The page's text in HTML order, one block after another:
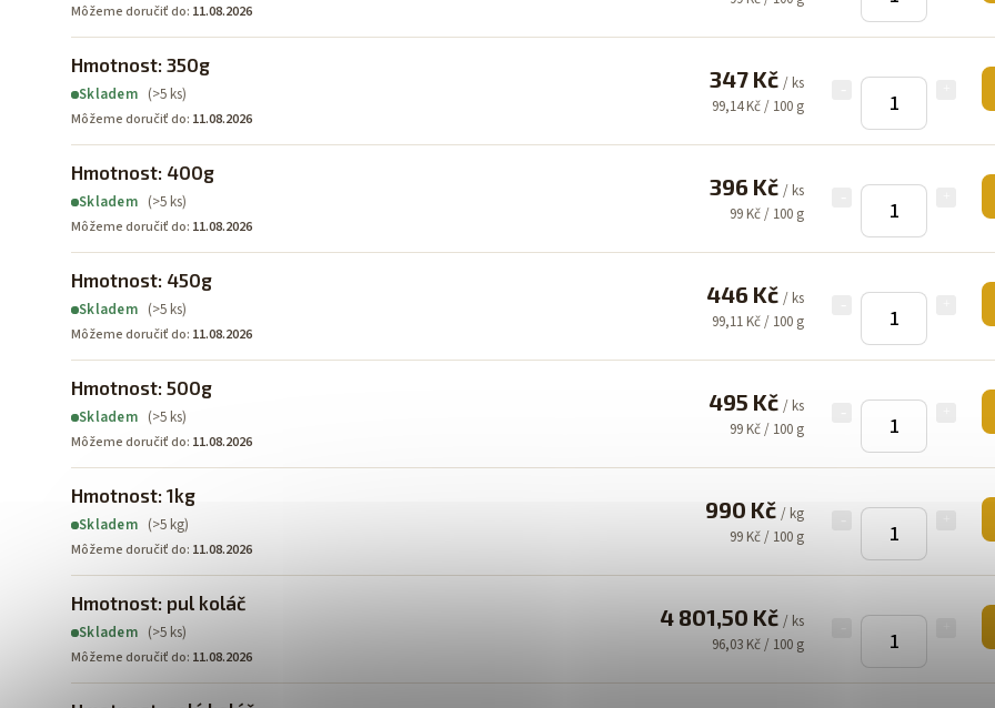
Môžeme doručiť do: 11.08.2026
Hmotnost: 350g
Skladem (>5 ks)
Môžeme doručiť do: 11.08.2026
347 Kč / ks
99,14 Kč / 100 g
Hmotnost: 400g
Skladem (>5 ks)
Môžeme doručiť do: 11.08.2026
396 Kč / ks
99 Kč / 100 g
Hmotnost: 450g
Skladem (>5 ks)
Môžeme doručiť do: 11.08.2026
446 Kč / ks
99,11 Kč / 100 g
Hmotnost: 500g
Skladem (>5 ks)
Môžeme doručiť do: 11.08.2026
495 Kč / ks
99 Kč / 100 g
Hmotnost: 1kg
Skladem (>5 kg)
Môžeme doručiť do: 11.08.2026
990 Kč / kg
99 Kč / 100 g
Hmotnost: pul koláč
Skladem (>5 ks)
Môžeme doručiť do: 11.08.2026
4 801,50 Kč / ks
96,03 Kč / 100 g